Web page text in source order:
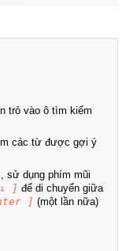
trỏ vào ô tìm kiếm
các từ được gợi ý
sử dụng phím mũi
] để di chuyển giữa
] (một lần nữa)